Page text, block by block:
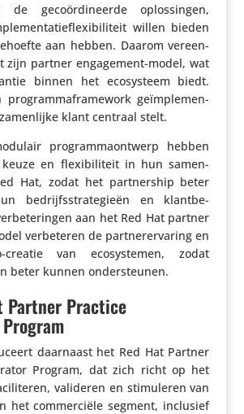
geco­ör­di­neerde oplos­singen,
willen bieden
aan hebben. Daarom vereen­
zijn partner enga­ge­ment-model, wat
binnen het ecosys­teem biedt.
program­ma­f­ra­me­work geïm­ple­men­
klant centraal stelt.
program­ma­ont­werp hebben
keuze en flexi­bi­li­teit in hun samen­
Hat, zodat het part­ner­ship beter
bedrijfs­stra­te­gieën en klant­be­
aan het Red Hat partner
verbe­teren de part­ne­r­er­va­ring en
creatie van ecosys­temen, zodat
beter kunnen ondersteunen.
Partner Practice
daarnaast het Red Hat Partner
Program, dat zich richt op het
valideren en stimu­leren van
het commer­ciële segment, inclusief